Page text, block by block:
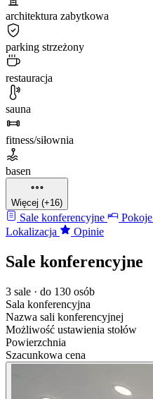
architektura zabytkowa
parking strzeżony
restauracja
sauna
fitness/siłownia
basen
Więcej (+16)
Sale konferencyjne Pokoje
Lokalizacja
Opinie
Sale konferencyjne
3 sale · do 130 osób
Sala konferencyjna
Nazwa sali konferencyjnej
Możliwość ustawienia stołów
Powierzchnia
Szacunkowa cena